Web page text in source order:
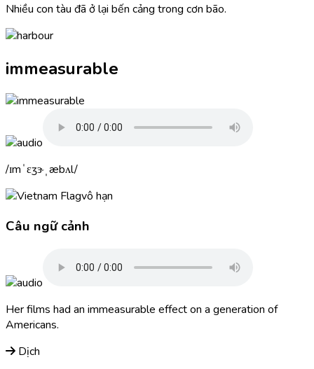
Nhiều con tàu đã ở lại bến cảng trong cơn bão.
immeasurable
ɪmˈɛʒɝˌæbʌl
vô hạn
Câu ngữ cảnh
Her films had an immeasurable effect on a generation of
Americans.
Dịch